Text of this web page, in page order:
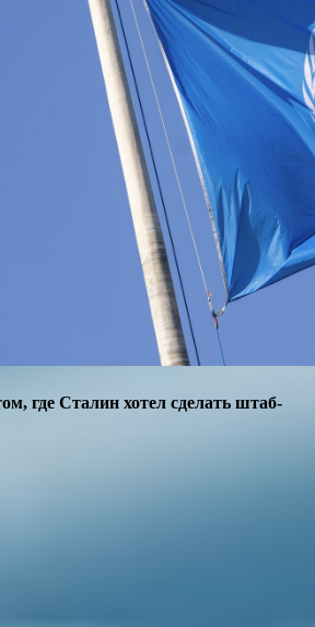
где Сталин хотел сделать штаб-